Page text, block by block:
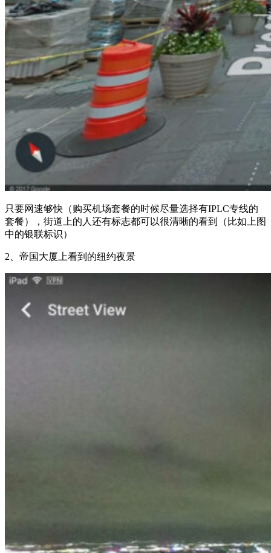
只要网速够快（购买机场套餐的时候尽量选择有IPLC专线的
套餐），街道上的人还有标志都可以很清晰的看到（比如上图
中的银联标识）
2、帝国大厦上看到的纽约夜景